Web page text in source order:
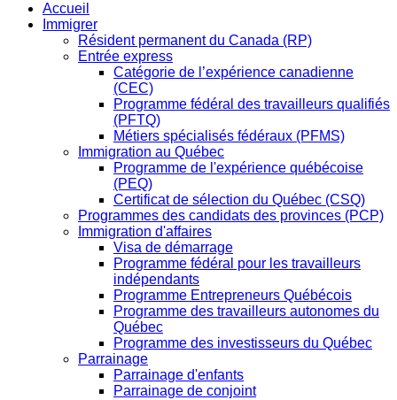
Accueil
Immigrer
Résident permanent du Canada (RP)
Entrée express
Catégorie de l’expérience canadienne
(CEC)
Programme fédéral des travailleurs qualifiés
(PFTQ)
Métiers spécialisés fédéraux (PFMS)
Immigration au Québec
Programme de l'expérience québécoise
(PEQ)
Certificat de sélection du Québec (CSQ)
Programmes des candidats des provinces (PCP)
Immigration d'affaires
Visa de démarrage
Programme fédéral pour les travailleurs
indépendants
Programme Entrepreneurs Québécois
Programme des travailleurs autonomes du
Québec
Programme des investisseurs du Québec
Parrainage
Parrainage d'enfants
Parrainage de conjoint